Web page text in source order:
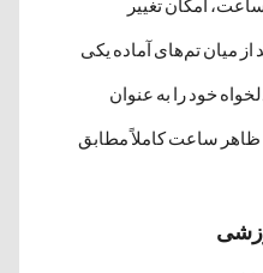
امکان تغییر
میان تم‌های آماده یکی
خود را به عنوان
ظاهر ساعت کاملاً مطابق